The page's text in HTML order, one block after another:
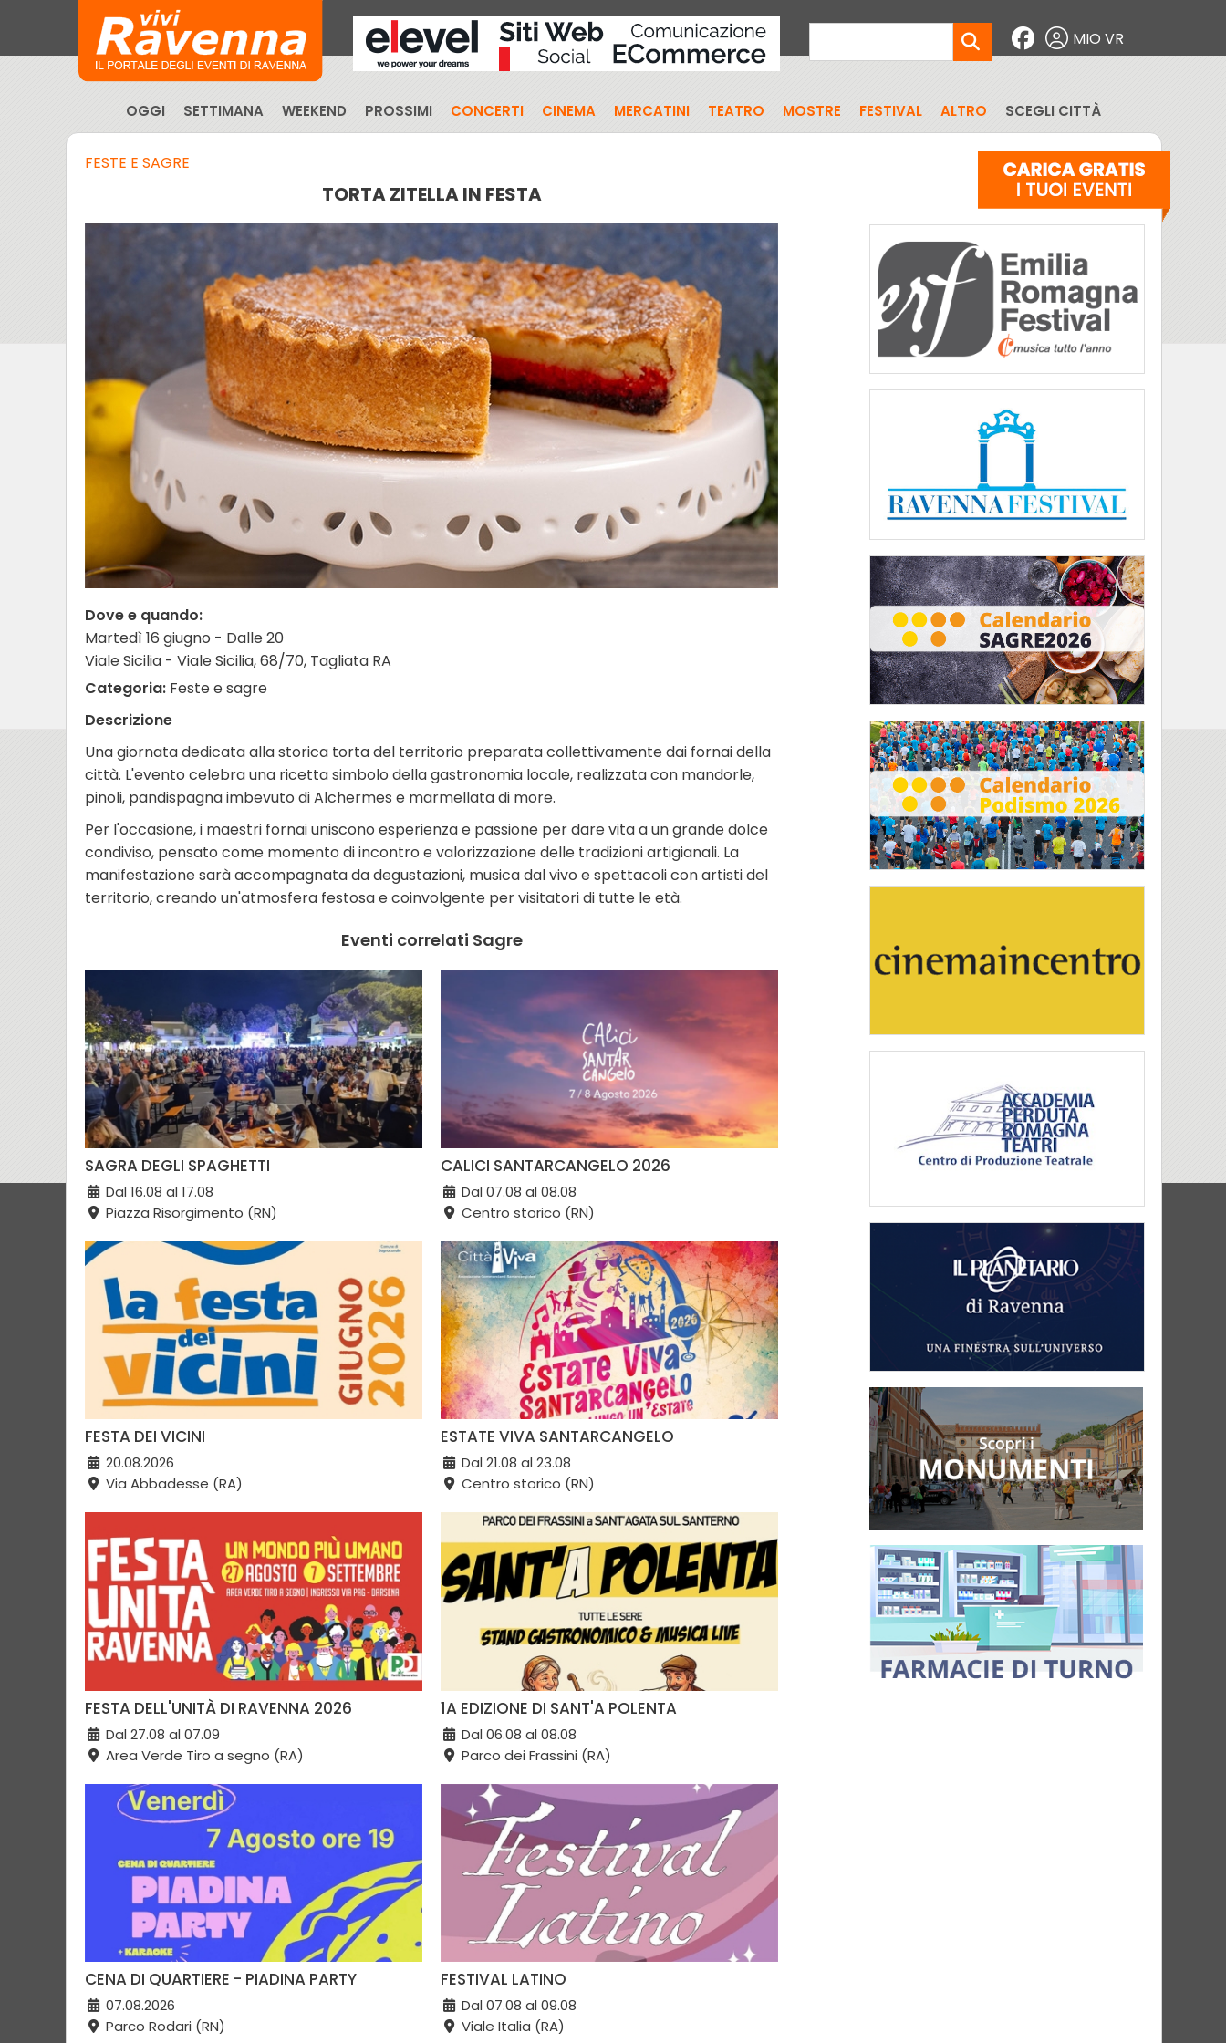
MIO VR
OGGI SETTIMANA WEEKEND PROSSIMI CONCERTI CINEMA MERCATINI TEATRO MOSTRE FESTIVAL ALTRO SCEGLI CITTÀ
FESTE E SAGRE
TORTA ZITELLA IN FESTA
Dove e quando:
Martedì 16 giugno - Dalle 20
Viale Sicilia - Viale Sicilia, 68/70, Tagliata RA
Categoria: Feste e sagre
Descrizione
Una giornata dedicata alla storica torta del territorio preparata collettivamente dai fornai della
città. L'evento celebra una ricetta simbolo della gastronomia locale, realizzata con mandorle,
pinoli, pandispagna imbevuto di Alchermes e marmellata di more.
Per l'occasione, i maestri fornai uniscono esperienza e passione per dare vita a un grande dolce
condiviso, pensato come momento di incontro e valorizzazione delle tradizioni artigianali. La
manifestazione sarà accompagnata da degustazioni, musica dal vivo e spettacoli con artisti del
territorio, creando un'atmosfera festosa e coinvolgente per visitatori di tutte le età.
Eventi correlati Sagre
SAGRA DEGLI SPAGHETTI
Dal 16.08 al 17.08
Piazza Risorgimento (RN)
CALICI SANTARCANGELO 2026
Dal 07.08 al 08.08
Centro storico (RN)
FESTA DEI VICINI
20.08.2026
Via Abbadesse (RA)
ESTATE VIVA SANTARCANGELO
Dal 21.08 al 23.08
Centro storico (RN)
FESTA DELL'UNITÀ DI RAVENNA 2026
Dal 27.08 al 07.09
Area Verde Tiro a segno (RA)
1A EDIZIONE DI SANT'A POLENTA
Dal 06.08 al 08.08
Parco dei Frassini (RA)
CENA DI QUARTIERE - PIADINA PARTY
07.08.2026
Parco Rodari (RN)
FESTIVAL LATINO
Dal 07.08 al 09.08
Viale Italia (RA)